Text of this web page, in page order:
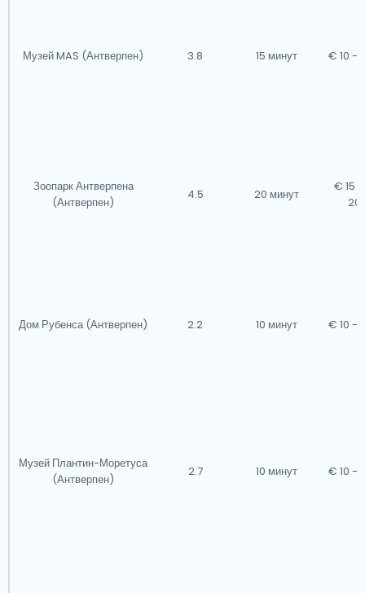
Музей MAS (Антверпен) 3.8 15 минут € 10 -
Зоопарк Антверпена
(Антверпен)
4.5 20 минут
€ 15
20
Дом Рубенса (Антверпен) 2.2 10 минут € 10 -
Музей Плантин-Моретуса
(Антверпен)
2.7 10 минут € 10 -